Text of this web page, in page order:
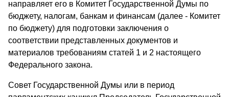
направляет его в Комитет Государственной Думы по
бюджету, налогам, банкам и финансам (далее - Комитет
по бюджету) для подготовки заключения о
соответствии представленных документов и
материалов требованиям статей 1 и 2 настоящего
Федерального закона.
Совет Государственной Думы или в период